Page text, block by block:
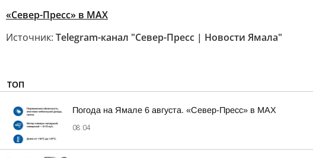
«Север-Пресс» в MAX
Источник: Telegram-канал "Север-Пресс | Новости Ямала"
ТОП
Погода на Ямале 6 августа. «Север-Пресс» в MAX
08:04